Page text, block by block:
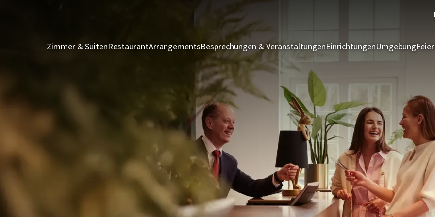
Zimmer & SuitenRestaurantArrangementsBesprechungen & VeranstaltungenEinrichtungenUmgebung